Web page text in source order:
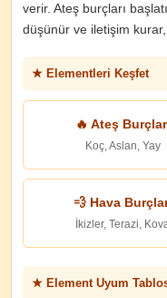
verir. Ateş burçları
düşünür ve iletişim
★ Elementleri Keşfet
🔥 Ateş
Koç, Aslan, Yay
💨 Hava
İkizler, Terazi,
★ Element Uyum